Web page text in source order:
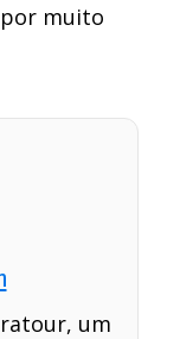
muito
um